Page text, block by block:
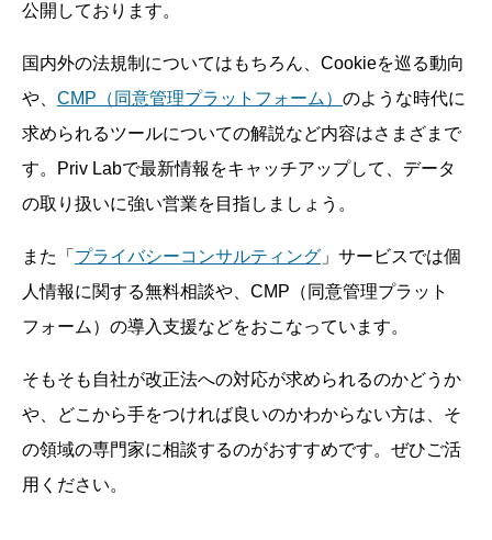
公開しております。
国内外の法規制についてはもちろん、Cookieを巡る動向
や、 CMP（同意管理プラットフォーム） のような時代に
求められるツールについての解説など内容はさまざまで
す。Priv Labで最新情報をキャッチアップして、データ
の取り扱いに強い営業を目指しましょう。
また「 プライバシーコンサルティング 」サービスでは個
人情報に関する無料相談や、CMP（同意管理プラット
フォーム）の導入支援などをおこなっています。
そもそも自社が改正法への対応が求められるのかどうか
や、どこから手をつければ良いのかわからない方は、そ
の領域の専門家に相談するのがおすすめです。ぜひご活
用ください。